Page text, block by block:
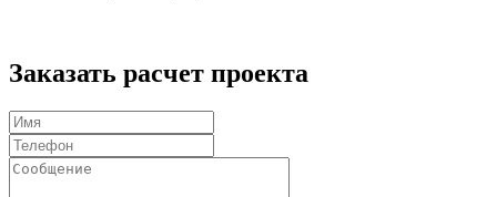
Заказать расчет проекта